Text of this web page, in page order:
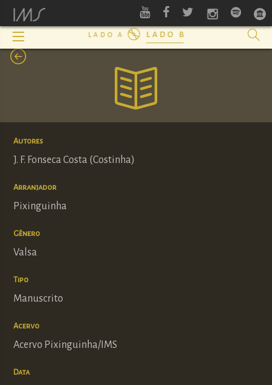
lado a lado b
Autores
J. F. Fonseca Costa (Costinha)
Arranjador
Pixinguinha
Gênero
Valsa
Tipo
Manuscrito
Acervo
Acervo Pixinguinha/IMS
Data